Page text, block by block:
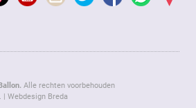
Alle rechten voorbehouden
| Webdesign Breda